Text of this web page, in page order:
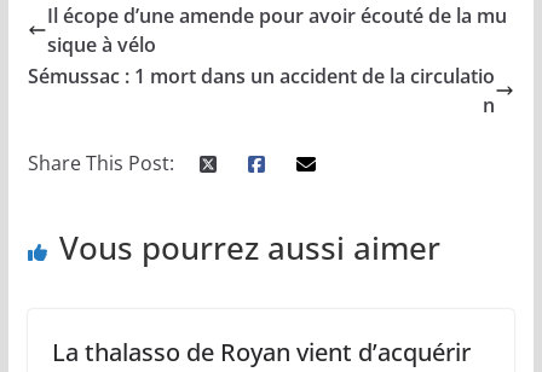
Il écope d’une amende pour avoir écouté de la mu
sique à vélo
Sémussac : 1 mort dans un accident de la circulatio
n
Share This Post:
Vous pourrez aussi aimer
La thalasso de Royan vient d’acquérir